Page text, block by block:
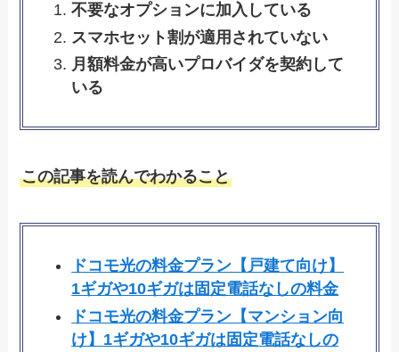
不要なオプションに加入している
スマホセット割が適用されていない
月額料金が高いプロバイダを契約して
いる
この記事を読んでわかること
ドコモ光の料金プラン【戸建て向け】
1ギガや10ギガは固定電話なしの料金
ドコモ光の料金プラン【マンション向
け】1ギガや10ギガは固定電話なしの